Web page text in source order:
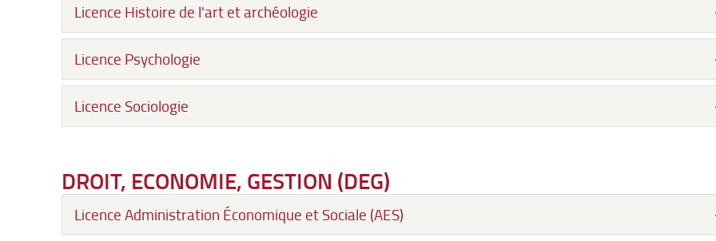
Licence Histoire de l'art et archéologie
Licence Psychologie
Licence Sociologie
DROIT, ECONOMIE, GESTION (DEG)
Licence Administration Économique et Sociale (AES)